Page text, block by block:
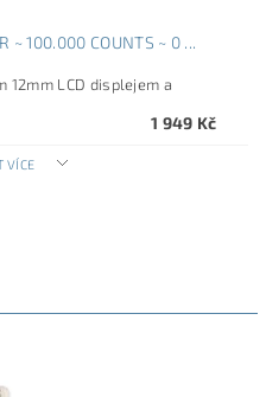
~ 100.000 COUNTS ~ 0 ...
LCD displejem a
1 949 Kč
VÍCE